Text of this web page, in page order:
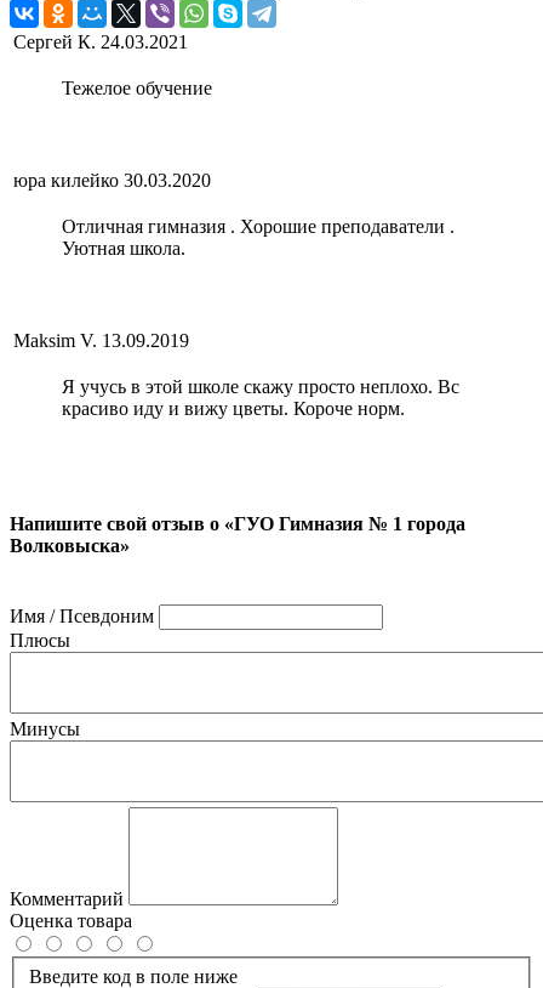
Сергей К. 24.03.2021
Тежелое обучение
юра килейко 30.03.2020
Отличная гимназия . Хорошие преподаватели .
Уютная школа.
Maksim V. 13.09.2019
Я учусь в этой школе скажу просто неплохо. Вс
красиво иду и вижу цветы. Короче норм.
Напишите свой отзыв о «ГУО Гимназия № 1 города
Волковыска»
Имя / Псевдоним
Плюсы
Минусы
Комментарий
Оценка товара
Введите код в поле ниже